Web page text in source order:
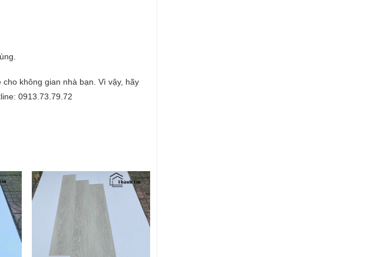
không gian nhà bạn. Vì vậy, hãy
0913.73.79.72